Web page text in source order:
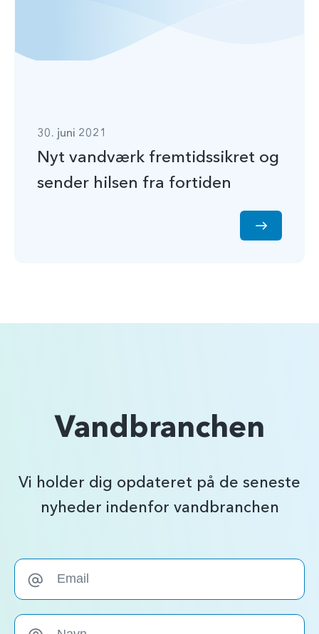
30. juni 2021
Nyt vandværk fremtidssikret og
sender hilsen fra fortiden
Vandbranchen
Vi holder dig opdateret på de seneste
nyheder indenfor vandbranchen